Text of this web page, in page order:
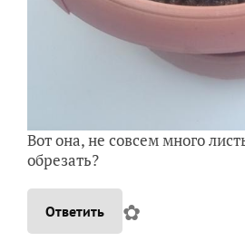
Вот она, не совсем много
обрезать?
Ответить ✿